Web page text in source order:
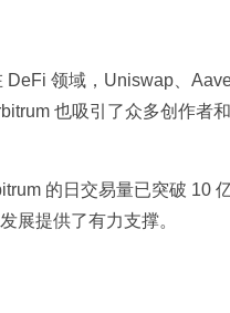
领域，Uniswap、
也吸引了众多创作者
的日交易量已突破 10
展提供了有力支撑。